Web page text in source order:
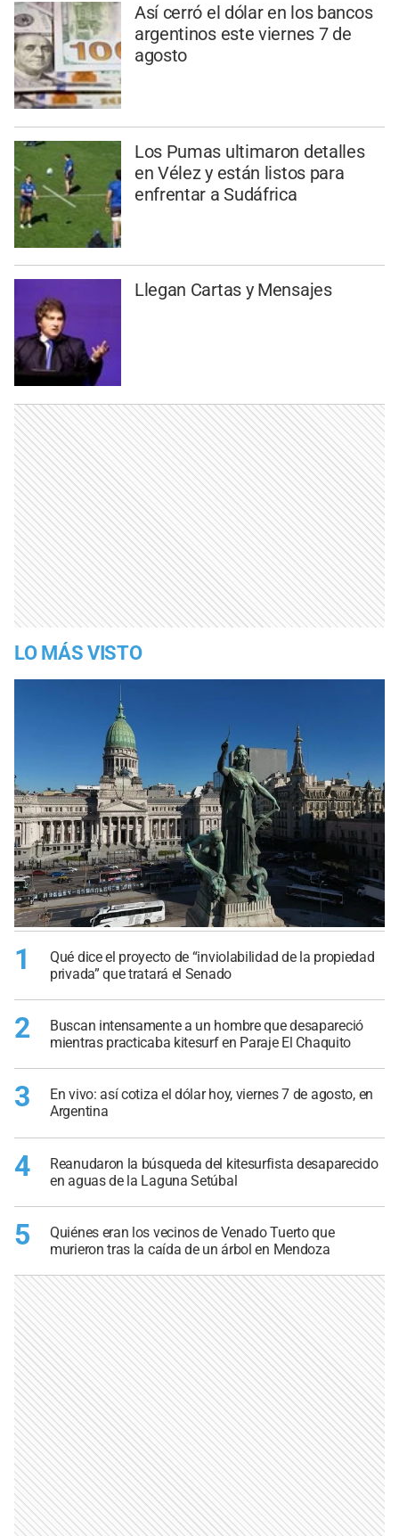
Así cerró el dólar en los bancos
argentinos este viernes 7 de
agosto
Los Pumas ultimaron detalles
en Vélez y están listos para
enfrentar a Sudáfrica
Llegan Cartas y Mensajes
LO MÁS VISTO
1
Qué dice el proyecto de “inviolabilidad de la propiedad
privada” que tratará el Senado
2
Buscan intensamente a un hombre que desapareció
mientras practicaba kitesurf en Paraje El Chaquito
3
En vivo: así cotiza el dólar hoy, viernes 7 de agosto, en
Argentina
4
Reanudaron la búsqueda del kitesurfista desaparecido
en aguas de la Laguna Setúbal
5
Quiénes eran los vecinos de Venado Tuerto que
murieron tras la caída de un árbol en Mendoza